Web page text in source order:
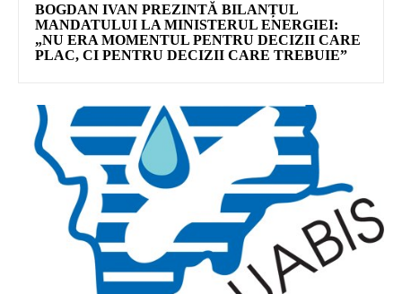
BOGDAN IVAN PREZINTĂ BILANȚUL
MANDATULUI LA MINISTERUL ENERGIEI:
„NU ERA MOMENTUL PENTRU DECIZII CARE
PLAC, CI PENTRU DECIZII CARE TREBUIE”